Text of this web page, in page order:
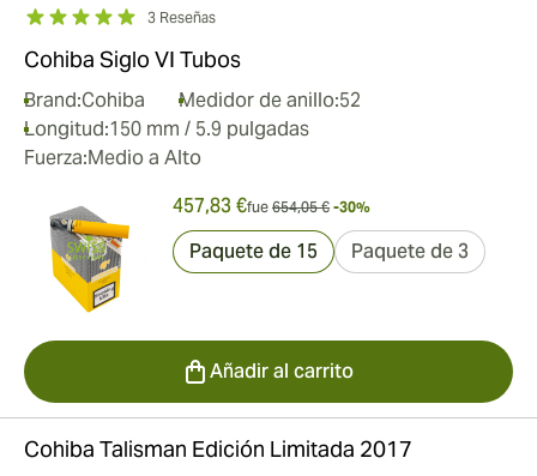
3 Reseñas
Cohiba Siglo VI Tubos
Brand:Cohiba Medidor de anillo:52
Longitud:150 mm / 5.9 pulgadas
Fuerza:Medio a Alto
457,83 €fue 654,05 € -30%
Paquete de 15 Paquete de 3
Añadir al carrito
Cohiba Talisman Edición Limitada 2017